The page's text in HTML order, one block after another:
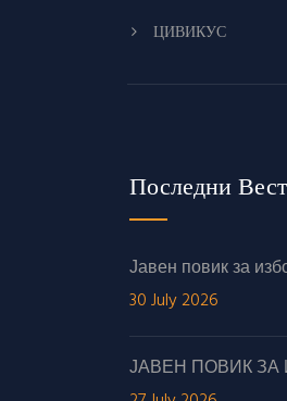
ЦИВИКУС
Последни
Јавен повик за
30 July 2026
ЈАВЕН ПОВИК